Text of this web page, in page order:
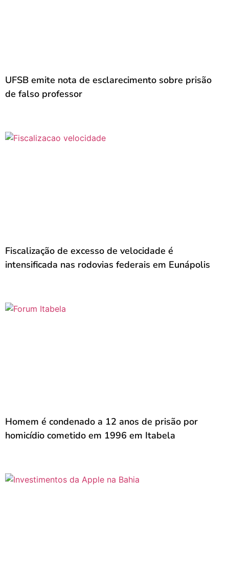
UFSB emite nota de esclarecimento sobre prisão
de falso professor
Fiscalização de excesso de velocidade é
intensificada nas rodovias federais em Eunápolis
Homem é condenado a 12 anos de prisão por
homicídio cometido em 1996 em Itabela